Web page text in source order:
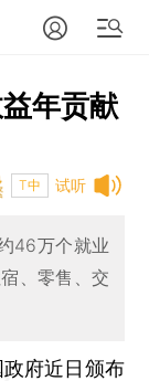
年贡献
试听
T中
46万个就业
、零售、交
政府近日颁布